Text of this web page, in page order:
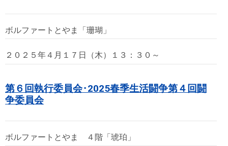
ボルファートとやま「珊瑚」
２０２５年４月１７日（木）１３：３０～
第６回執行委員会･2025春季生活闘争第４回闘
争委員会
ボルファートとやま ４階「琥珀」